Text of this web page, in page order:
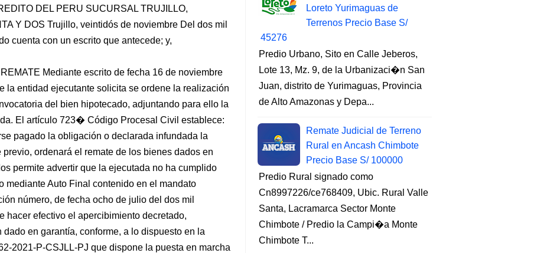
DEL PERU SUCURSAL TRUJILLO,
Y DOS Trujillo, veintidós de noviembre Del dos mil
cuenta con un escrito que antecede; y,
Mediante escrito de fecha 16 de noviembre
la entidad ejecutante solicita se ordene la realización
del bien hipotecado, adjuntando para ello la
El artículo 723� Código Procesal Civil establece:
pagado la obligación o declarada infundada la
ordenará el remate de los bienes dados en
permite advertir que la ejecutada no ha cumplido
mediante Auto Final contenido en el mandato
número, de fecha ocho de julio del dos mil
hacer efectivo el apercibimiento decretado,
en garantía, conforme, a lo dispuesto en la
2021-P-CSJLL-PJ que dispone la puesta en marcha
Loreto Yurimaguas de
Terrenos Precio Base S/
45276
Predio Urbano, Sito en Calle Jeberos,
Lote 13, Mz. 9, de la Urbanizaci�n San
Juan, distrito de Yurimaguas, Provincia
de Alto Amazonas y Depa...
Remate Judicial de Terreno
Rural en Ancash Chimbote
Precio Base S/ 100000
Predio Rural signado como
Cn8997226/ce768409, Ubic. Rural Valle
Santa, Lacramarca Sector Monte
Chimbote / Predio la Campi�a Monte
Chimbote T...